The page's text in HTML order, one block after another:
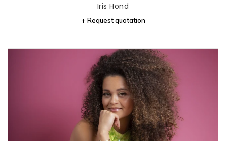
Iris Hond
+ Request quotation